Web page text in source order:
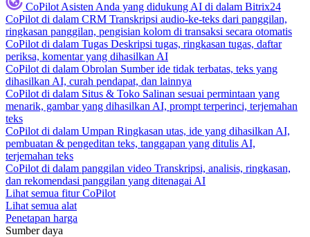
CoPilot Asisten Anda yang didukung AI di dalam Bitrix24
CoPilot di dalam CRM Transkripsi audio-ke-teks dari panggilan,
ringkasan panggilan, pengisian kolom di transaksi secara otomatis
CoPilot di dalam Tugas Deskripsi tugas, ringkasan tugas, daftar
periksa, komentar yang dihasilkan AI
CoPilot di dalam Obrolan Sumber ide tidak terbatas, teks yang
dihasilkan AI, curah pendapat, dan lainnya
CoPilot di dalam Situs & Toko Salinan sesuai permintaan yang
menarik, gambar yang dihasilkan AI, prompt terperinci, terjemahan
teks
CoPilot di dalam Umpan Ringkasan utas, ide yang dihasilkan AI,
pembuatan & pengeditan teks, tanggapan yang ditulis AI,
terjemahan teks
CoPilot di dalam panggilan video Transkripsi, analisis, ringkasan,
dan rekomendasi panggilan yang ditenagai AI
Lihat semua fitur CoPilot
Lihat semua alat
Penetapan harga
Sumber daya